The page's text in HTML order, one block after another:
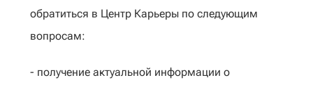
обратиться в Центр Карьеры по следующим
вопросам:
- получение актуальной информации о